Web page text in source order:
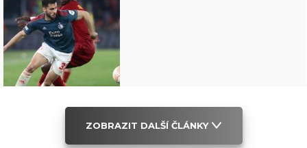
ZOBRAZIT DALŠÍ ČLÁNKY